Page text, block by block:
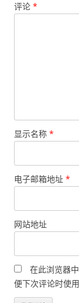
评论 *
显示名称 *
电子邮箱地址 *
网站地址
在此浏览器
便下次评论时使用